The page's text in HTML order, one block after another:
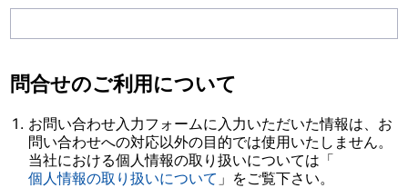
問合せのご利用について
お問い合わせ入力フォームに入力いただいた情報は、お
問い合わせへの対応以外の目的では使用いたしません。
当社における個人情報の取り扱いについては「
個人情報の取り扱いについて 」をご覧下さい。